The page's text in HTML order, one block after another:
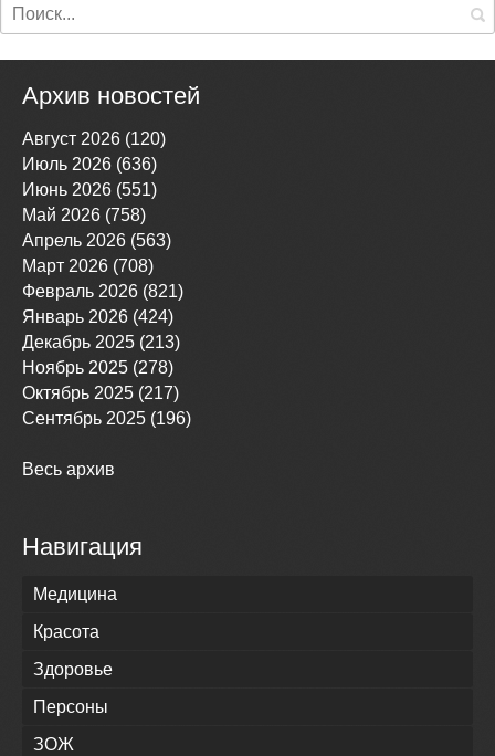
Архив новостей
Август 2026 (120)
Июль 2026 (636)
Июнь 2026 (551)
Май 2026 (758)
Апрель 2026 (563)
Март 2026 (708)
Февраль 2026 (821)
Январь 2026 (424)
Декабрь 2025 (213)
Ноябрь 2025 (278)
Октябрь 2025 (217)
Сентябрь 2025 (196)
Весь архив
Навигация
Медицина
Красота
Здоровье
Персоны
ЗОЖ